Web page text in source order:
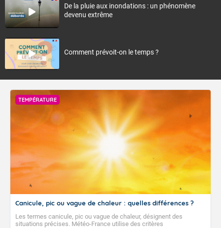
De la pluie aux inondations : un phénomène
devenu extrême
Comment prévoit-on le temps ?
TEMPÉRATURE
Canicule, pic ou vague de chaleur : quelles différences ?
Les termes canicule, pic ou vague de chaleur, désignent des
situations précises. Météo-France utilise des critères